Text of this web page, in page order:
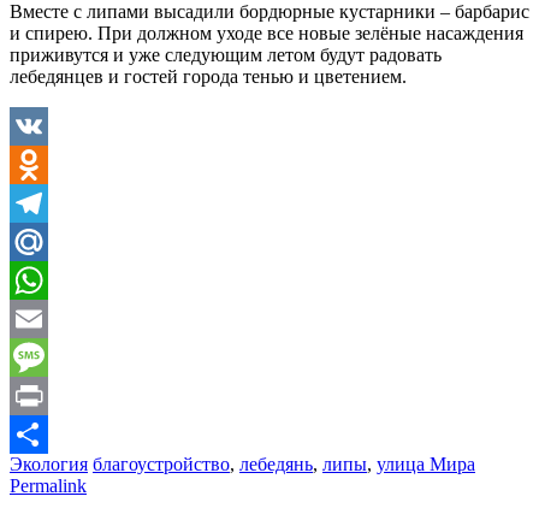
Вместе с липами высадили бордюрные кустарники – барбарис
и спирею. При должном уходе все новые зелёные насаждения
приживутся и уже следующим летом будут радовать
лебедянцев и гостей города тенью и цветением.
VK
Odnoklassniki
Telegram
Mail.Ru
WhatsApp
Email
Message
Print
Отправить
Экология благоустройство, лебедянь, липы, улица Мира
Permalink